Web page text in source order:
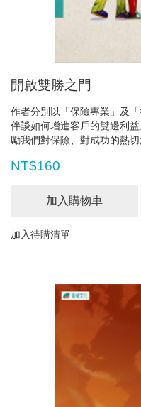
開啟雙勝之門
作者分別以「保險專業」及
伴談如何增進客戶的雙邊利
勵我們對保險、對成功的熱切
NT$160
加入購物車
加入待購清單